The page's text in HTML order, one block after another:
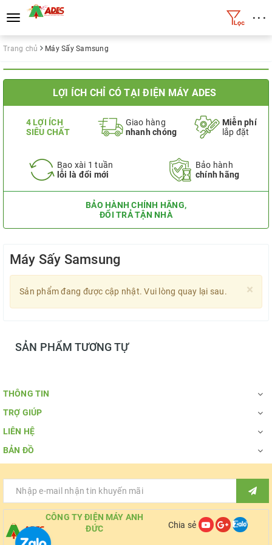
Toggle
navigation
• • •
Trang chủ Máy Sấy Samsung
LỢI ÍCH CHỈ CÓ TẠI ĐIỆN MÁY ADES
4 LỢI ÍCH
SIÊU CHẤT
Giao hàng
nhanh chóng
Miễn phí
lắp đặt
Bao xài 1 tuần
lỗi là đổi mới
Bảo hành
chính hãng
BẢO HÀNH CHÍNH HÃNG,
ĐỔI TRẢ TẬN NHÀ
Máy Sấy Samsung
×
Sản phẩm đang được cập nhật. Vui lòng quay lại sau.
SẢN PHẨM TƯƠNG TỰ
THÔNG TIN
TRỢ GIÚP
LIÊN HỆ
BẢN ĐỒ
CÔNG TY ĐIỆN MÁY ANH
ĐỨC
Chia sẻ